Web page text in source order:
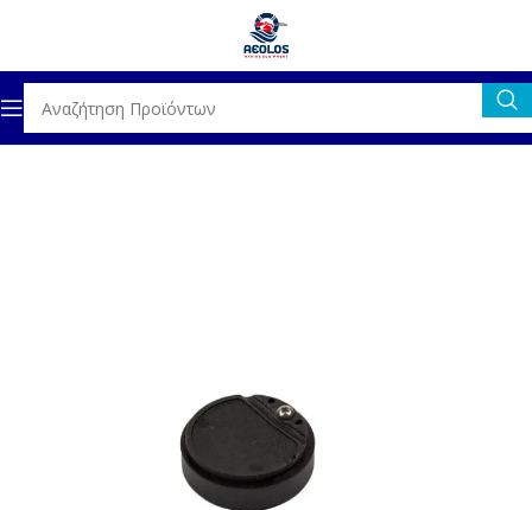
Αρχική σελίδα ΓΕΝΙΚΟΣ ΕΞΟΠΛΙΣΜΟΣ